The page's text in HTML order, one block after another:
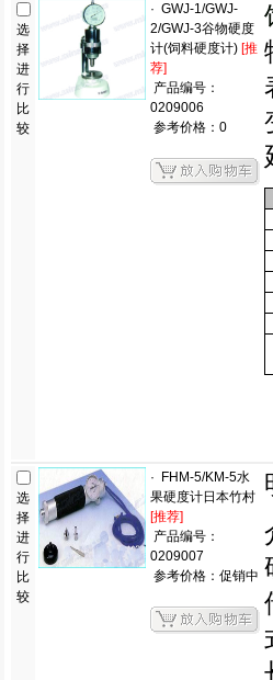
选
择
进
行
比
较
· GWJ-1/GWJ-
2/GWJ-3谷物硬度
计(饲料硬度计) [推
荐]
产品编号：
0209006
参考价格：0
选
择
进
行
比
较
·
FHM-5/KM-5水
果硬度计日本竹村
[推荐]
产品编号：
0209007
参考价格：促销中